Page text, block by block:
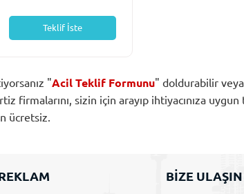
Teklif İste
"Acil Teklif Formunu" doldurabilir veya
firmalarını, sizin için arayıp ihtiyacınıza
ücretsiz.
BİZE ULAŞIN